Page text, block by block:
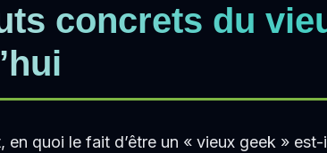
concrets du
quoi le fait d’être un « vieux geek »